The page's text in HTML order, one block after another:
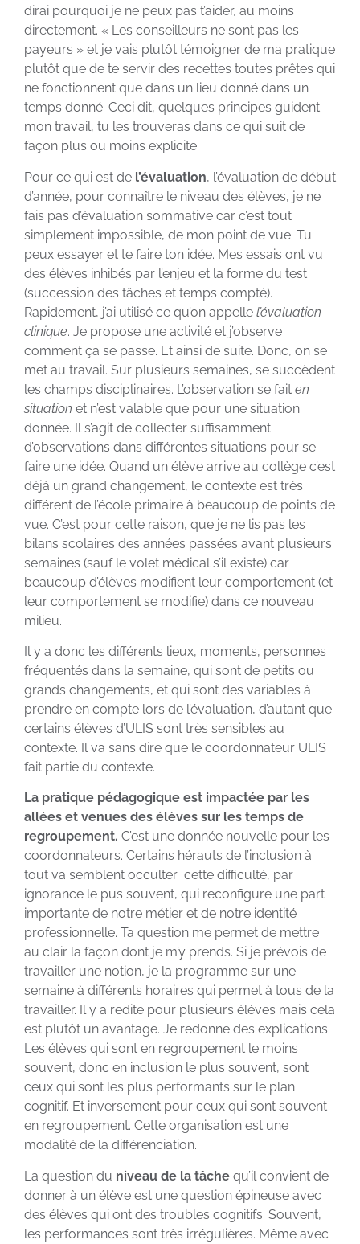
dirai pourquoi je ne peux pas t’aider, au moins
directement. « Les conseilleurs ne sont pas les
payeurs » et je vais plutôt témoigner de ma pratique
plutôt que de te servir des recettes toutes prêtes qui
ne fonctionnent que dans un lieu donné dans un
temps donné. Ceci dit, quelques principes guident
mon travail, tu les trouveras dans ce qui suit de
façon plus ou moins explicite.
Pour ce qui est de l’évaluation, l’évaluation de début
d’année, pour connaître le niveau des élèves, je ne
fais pas d’évaluation sommative car c’est tout
simplement impossible, de mon point de vue. Tu
peux essayer et te faire ton idée. Mes essais ont vu
des élèves inhibés par l’enjeu et la forme du test
(succession des tâches et temps compté).
Rapidement, j’ai utilisé ce qu’on appelle l’évaluation
clinique. Je propose une activité et j’observe
comment ça se passe. Et ainsi de suite. Donc, on se
met au travail. Sur plusieurs semaines, se succèdent
les champs disciplinaires. L’observation se fait en
situation et n’est valable que pour une situation
donnée. Il s’agit de collecter suffisamment
d’observations dans différentes situations pour se
faire une idée. Quand un élève arrive au collège c’est
déjà un grand changement, le contexte est très
différent de l’école primaire à beaucoup de points de
vue. C’est pour cette raison, que je ne lis pas les
bilans scolaires des années passées avant plusieurs
semaines (sauf le volet médical s’il existe) car
beaucoup d’élèves modifient leur comportement (et
leur comportement se modifie) dans ce nouveau
milieu.
Il y a donc les différents lieux, moments, personnes
fréquentés dans la semaine, qui sont de petits ou
grands changements, et qui sont des variables à
prendre en compte lors de l’évaluation, d’autant que
certains élèves d’ULIS sont très sensibles au
contexte. Il va sans dire que le coordonnateur ULIS
fait partie du contexte.
La pratique pédagogique est impactée par les
allées et venues des élèves sur les temps de
regroupement. C’est une donnée nouvelle pour les
coordonnateurs. Certains hérauts de l’inclusion à
tout va semblent occulter cette difficulté, par
ignorance le pus souvent, qui reconfigure une part
importante de notre métier et de notre identité
professionnelle. Ta question me permet de mettre
au clair la façon dont je m’y prends. Si je prévois de
travailler une notion, je la programme sur une
semaine à différents horaires qui permet à tous de la
travailler. Il y a redite pour plusieurs élèves mais cela
est plutôt un avantage. Je redonne des explications.
Les élèves qui sont en regroupement le moins
souvent, donc en inclusion le plus souvent, sont
ceux qui sont les plus performants sur le plan
cognitif. Et inversement pour ceux qui sont souvent
en regroupement. Cette organisation est une
modalité de la différenciation.
La question du niveau de la tâche qu’il convient de
donner à un élève est une question épineuse avec
des élèves qui ont des troubles cognitifs. Souvent,
les performances sont très irrégulières. Même avec